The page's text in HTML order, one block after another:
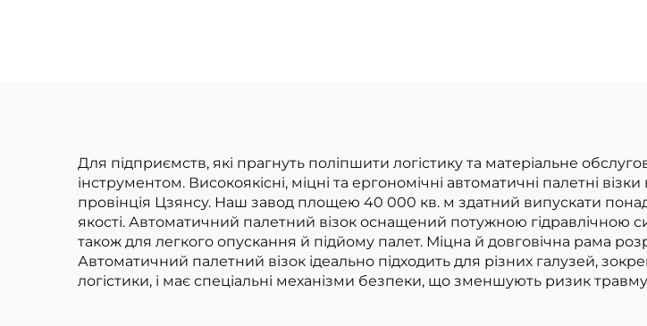
Для підприємств, які прагнуть поліпшити логістику та матеріальне
інструментом. Високоякісні, міцні та ергономічні автоматичні палетні
провінція Цзянсу. Наш завод площею 40 000 кв. м здатний випускати
якості. Автоматичний палетний візок оснащений потужною гідравлічною
також для легкого опускання й підйому палет. Міцна й довговічна рама
Автоматичний палетний візок ідеально підходить для різних галузей,
логістики, і має спеціальні механізми безпеки, що зменшують ризик